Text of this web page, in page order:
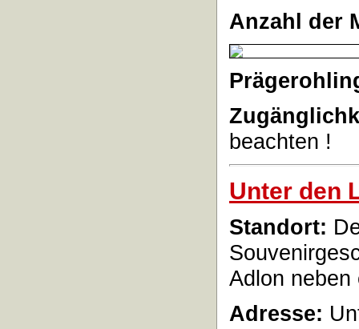
Anzahl der
beachten !
Unter den
Standort:
Adlon
Adresse: